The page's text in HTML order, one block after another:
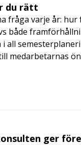
du rätt
fråga varje år:
både
all
medarbetarnas
ger